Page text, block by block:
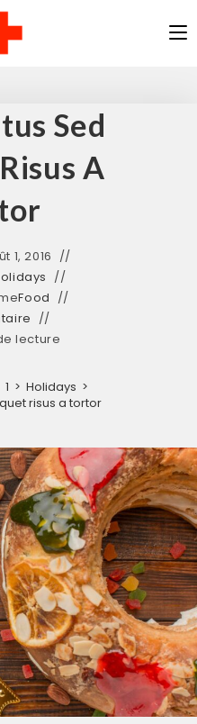
Sed
A
1, 2016
Food
lecture
1 > Holidays >
risus a tortor